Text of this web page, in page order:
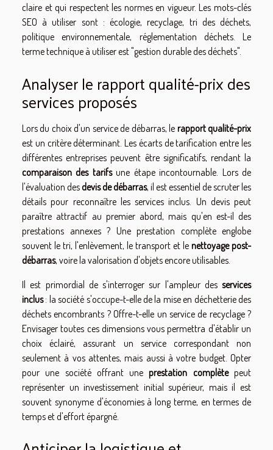
claire et qui respectent les normes en vigueur. Les mots-clés
SEO à utiliser sont : écologie, recyclage, tri des déchets,
politique environnementale, réglementation déchets. Le
terme technique à utiliser est "gestion durable des déchets".
Analyser le rapport qualité-prix des
services proposés
Lors du choix d'un service de débarras, le rapport qualité-prix
est un critère déterminant. Les écarts de tarification entre les
différentes entreprises peuvent être significatifs, rendant la
comparaison des tarifsune étape incontournable. Lors de
l'évaluation desdevis de débarras, il est essentiel de scruter les
détails pour reconnaître les services inclus. Un devis peut
paraître attractif au premier abord, mais qu'en est-il des
prestations annexes ? Une prestation complète englobe
souvent le tri, l'enlèvement, le transport et le nettoyage post-
débarras, voire la valorisation d'objets encore utilisables.
Il est primordial de s'interroger sur l'ampleur des services
inclus: la société s'occupe-t-elle de la mise en déchetterie des
déchets encombrants ? Offre-t-elle un service de recyclage ?
Envisager toutes ces dimensions vous permettra d'établir un
choix éclairé, assurant un service correspondant non
seulement à vos attentes, mais aussi à votre budget. Opter
pour une société offrant uneprestation complètepeut
représenter un investissement initial supérieur, mais il est
souvent synonyme d'économies à long terme, en termes de
temps et d'effort épargné.